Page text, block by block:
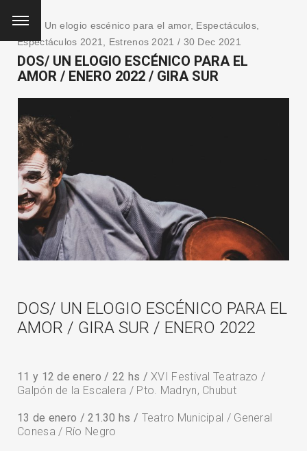
DOS/ Un elogio escénico para el amor, Espectáculos
Espectáculos 2021
Estrenos 2021 / 30 Dec 2021
DOS/ UN ELOGIO ESCÉNICO PARA EL
AMOR / ENERO 2022 / GIRA SUR
DOS/ UN ELOGIO ESCÉNICO PARA EL
AMOR / GIRA SUR / ENERO 2022
11 y 12 de enero / 22 hs / XVI Festival Teatrazo /
Galpón de la Escalera / Pto. Madryn, Chubut
13 de enero / 21.30 hs / Teatro Municipal / General
Conesa / Río Negro